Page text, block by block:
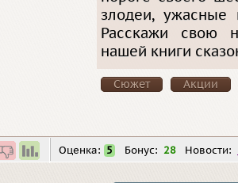
злодеи, ужасные
Расскажи свою
нашей книги
Сюжет Акции
Оценка: 5 Бонус: 28 Новости: